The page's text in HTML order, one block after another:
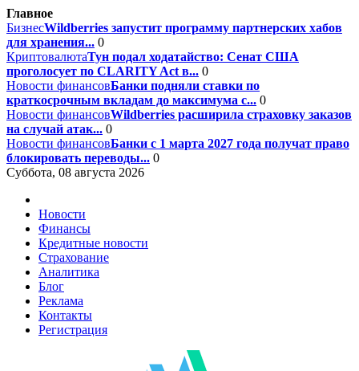
Главное
БизнесWildberries запустит программу партнерских хабов
для хранения... 0
КриптовалютаТун подал ходатайство: Сенат США
проголосует по CLARITY Act в... 0
Новости финансовБанки подняли ставки по
краткосрочным вкладам до максимума с... 0
Новости финансовWildberries расширила страховку заказов
на случай атак... 0
Новости финансовБанки с 1 марта 2027 года получат право
блокировать переводы... 0
Суббота, 08 августа 2026
Новости
Финансы
Кредитные новости
Страхование
Аналитика
Блог
Реклама
Контакты
Регистрация